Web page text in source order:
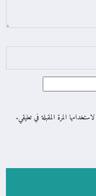
المرة المقبلة في تعليقي.